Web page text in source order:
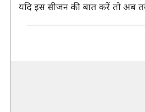
यदि इस सीजन की बात करें तो अब